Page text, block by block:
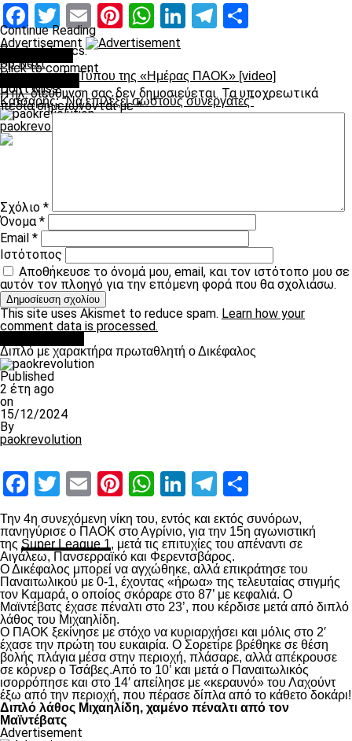
Facebook
Twitter
EmailPinterest
WhatsApp
LinkedIn
Telegram
Related Topics:
Up Next
Η συνέντευξη Τύπου της «Ημέρας ΠΑΟΚ» [video]
Don't Miss
Κατσαρής: “Να επιλέξει σωστούς συνεργάτες”
paokrevolution
Continue Reading
Advertisement
Click to comment
Η ηλ. διεύθυνση σας δεν δημοσιεύεται. Τα υποχρεωτικά
πεδία σημειώνονται με*
Σχόλιο *
Όνομα*
Email *
Ιστότοπος
Αποθήκευσε το όνομά μου, email, και τον ιστότοπο μου σε
αυτόν τον πλοηγό για την επόμενη φορά που θα σχολιάσω.
This site uses Akismet to reduce spam. Learn how your
comment data is processed.
Διπλό με χαρακτήρα πρωταθλητή ο Δικέφαλος
Published
2 έτη ago
on
15/12/2024
By
paokrevolution
Facebook
Twitter
EmailPinterest
WhatsApp
LinkedIn
Telegram
Την 4η συνεχόμενη νίκη του, εντός και εκτός συνόρων,
πανηγύρισε ο ΠΑΟΚ στο Αγρίνιο, για την 15η αγωνιστική
της Super League 1, μετά τις επιτυχίες του απέναντι σε
Αιγάλεω, Πανσερραϊκό και Φερεντσβάρος.
Ο Δικέφαλος μπορεί να αγχώθηκε, αλλά επικράτησε του
Παναιτωλικού με 0-1, έχοντας «ήρωα» της τελευταίας στιγμής
τον Καμαρά, ο οποίος σκόραρε στο 87’ με κεφαλιά. Ο
Μαϊντέβατς έχασε πέναλτι στο 23’, που κέρδισε μετά από διπλό
λάθος του Μιχαηλίδη.
Ο ΠΑΟΚ ξεκίνησε με στόχο να κυριαρχήσει και μόλις στο 2′
έχασε την πρώτη του ευκαιρία. Ο Σορετίρε βρέθηκε σε θέση
βολής πλάγια μέσα στην περιοχή, πλάσαρε, αλλά απέκρουσε
σε κόρνερ ο Τσάβες.Από το 10’ και μετά ο Παναιτωλικός
ισορρόπησε και στο 14′ απείλησε με «κεραυνό» του Λαχούντ
έξω από την περιοχή, που πέρασε δίπλα από το κάθετο δοκάρι!
Διπλό λάθος Μιχαηλίδη, χαμένο πέναλτι από τον
Μαϊντέβατς
Advertisement